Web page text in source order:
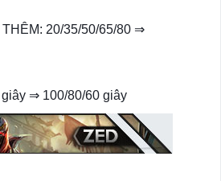
20/35/50/65/80 ⇒
⇒ 100/80/60 giây